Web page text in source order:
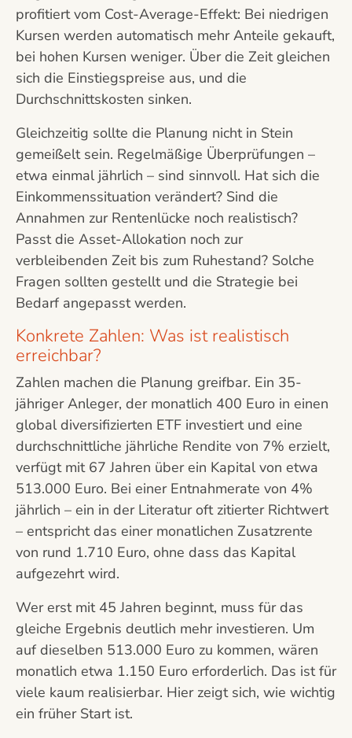
profitiert vom Cost-Average-Effekt: Bei niedrigen
Kursen werden automatisch mehr Anteile gekauft,
bei hohen Kursen weniger. Über die Zeit gleichen
sich die Einstiegspreise aus, und die
Durchschnittskosten sinken.
Gleichzeitig sollte die Planung nicht in Stein
gemeißelt sein. Regelmäßige Überprüfungen –
etwa einmal jährlich – sind sinnvoll. Hat sich die
Einkommenssituation verändert? Sind die
Annahmen zur Rentenlücke noch realistisch?
Passt die Asset-Allokation noch zur
verbleibenden Zeit bis zum Ruhestand? Solche
Fragen sollten gestellt und die Strategie bei
Bedarf angepasst werden.
Konkrete Zahlen: Was ist realistisch
erreichbar?
Zahlen machen die Planung greifbar. Ein 35-
jähriger Anleger, der monatlich 400 Euro in einen
global diversifizierten ETF investiert und eine
durchschnittliche jährliche Rendite von 7% erzielt,
verfügt mit 67 Jahren über ein Kapital von etwa
513.000 Euro. Bei einer Entnahmerate von 4%
jährlich – ein in der Literatur oft zitierter Richtwert
– entspricht das einer monatlichen Zusatzrente
von rund 1.710 Euro, ohne dass das Kapital
aufgezehrt wird.
Wer erst mit 45 Jahren beginnt, muss für das
gleiche Ergebnis deutlich mehr investieren. Um
auf dieselben 513.000 Euro zu kommen, wären
monatlich etwa 1.150 Euro erforderlich. Das ist für
viele kaum realisierbar. Hier zeigt sich, wie wichtig
ein früher Start ist.